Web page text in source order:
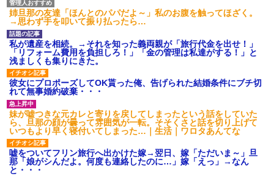
姉旦那の友達「ほんとのパパだよ～」私のお腹を触ってほざく。
→思わず手を叩いて振り払ったら…
私が遺産を相続。→それを知った義両親が「旅行代金を出せ！」
「リフォーム費用を負担しろ！」「金の管理は私達がする！」と
浅ましくも集りにきた。
彼女にプロポーズしてOK貰った俺、告げられた結婚条件にブチ切
れて無事婚約破棄・・・
妹が嘘つきな元カレと寄りを戻してしまったという話をしていた
ら、旦那の顔が曇って雰囲気が一転。そそくさと話を切り上げて
いつもより早く寝付いてしまった…｜生活｜ワロタあんてな
嘘をついてフリン旅行へ出かけた嫁→翌日、嫁「ただいま～」旦
那「娘がシんだよ。何度も連絡したのに…」嫁「えっ」→なん
と・・・